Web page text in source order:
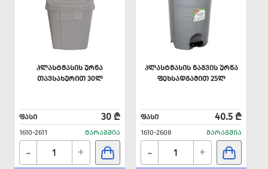
ᲞᲚᲐᲡᲢᲛᲐᲡᲘᲡ ᲣᲠᲜᲐ
ᲗᲐᲕᲡᲐᲮᲣᲠᲘᲗ 30Ლ
ᲤᲐᲡᲘ 30 ₾
1610-2611 ᲛᲐᲠᲐᲒᲨᲘᲐ
- +
ᲞᲚᲐᲡᲢᲛᲐᲡᲘᲡ ᲜᲐᲒᲕᲘᲡ ᲣᲠᲜᲐ
ᲤᲔᲮᲡᲐᲓᲒᲐᲛᲘᲗ 25Ლ
ᲤᲐᲡᲘ 40.5 ₾
1610-2608 ᲛᲐᲠᲐᲒᲨᲘᲐ
- +